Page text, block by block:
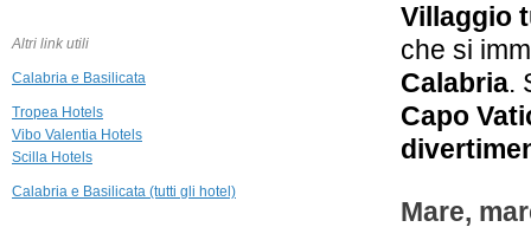
Villaggio
che si
Calabria.
Capo
Mare,
Altri link utili
Calabria e Basilicata
Tropea Hotels
Vibo Valentia Hotels
Scilla Hotels
Calabria e Basilicata (tutti gli hotel)